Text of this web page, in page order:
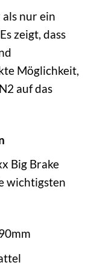
nur ein
zeigt, dass
Möglichkeit,
auf das
Big Brake
wichtigsten